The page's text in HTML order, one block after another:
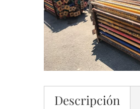
Descripción